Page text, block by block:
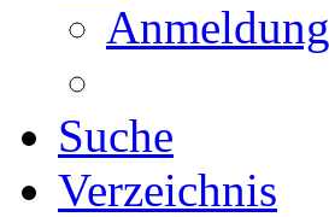
Anmeldung
Suche
Verzeichnis